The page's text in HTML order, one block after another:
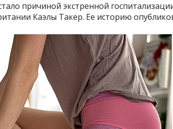
причиной экстренной
Каэлы Такер. Ее историю